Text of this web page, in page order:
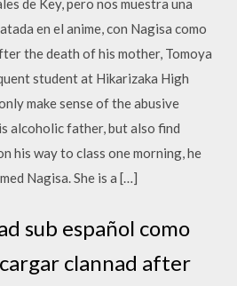
de Key, pero nos muestra una
en el anime, con Nagisa como
the death of his mother, Tomoya
student at Hikarizaka High
make sense of the abusive
alcoholic father, but also find
his way to class one morning, he
Nagisa. She is a […]
sub español como
clannad after